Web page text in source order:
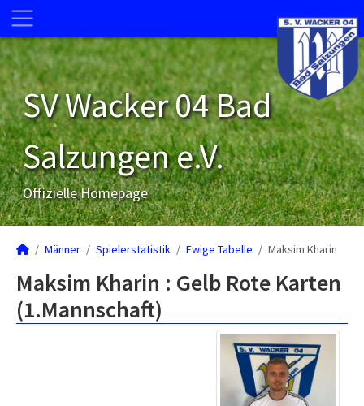
SV Wacker 04 Bad
Salzungen e.V.
Offizielle Homepage
Männer Spielerstatistik Ewige Tabelle Maksim Kharin
Maksim Kharin : Gelb Rote Karten
(1.Mannschaft)